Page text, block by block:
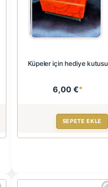
Küpeler için hediye kutusu
6,00 €*
SEPETE EKLE